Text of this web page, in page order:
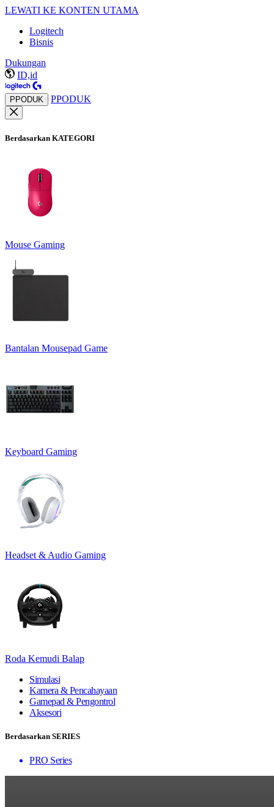
LEWATI KE KONTEN UTAMA
Logitech
Bisnis
Dukungan
ID,id
PPODUK PPODUK
Berdasarkan KATEGORI
Mouse Gaming
Bantalan Mousepad Game
Keyboard Gaming
Headset & Audio Gaming
Roda Kemudi Balap
Simulasi
Kamera & Pencahayaan
Gamepad & Pengontrol
Aksesori
Berdasarkan SERIES
PRO Series